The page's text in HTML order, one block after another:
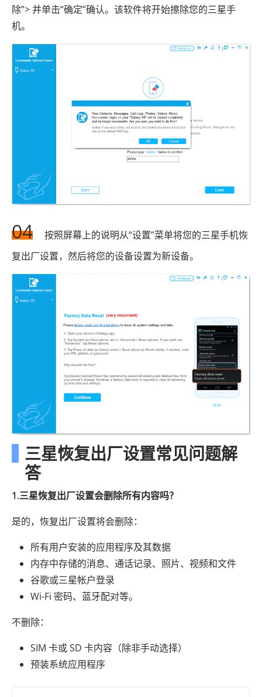
除”> 并单击“确定”确认。该软件将开始擦除您的三星手
机。
04
按照屏幕上的说明从“设置”菜单将您的三星手机恢
复出厂设置，然后将您的设备设置为新设备。
三星恢复出厂设置常见问题解
答
1.三星恢复出厂设置会删除所有内容吗？
是的，恢复出厂设置将会删除：
所有用户安装的应用程序及其数据
内存中存储的消息、通话记录、照片、视频和文件
谷歌或三星帐户登录
Wi-Fi 密码、蓝牙配对等。
不删除：
SIM 卡或 SD 卡内容（除非手动选择）
预装系统应用程序